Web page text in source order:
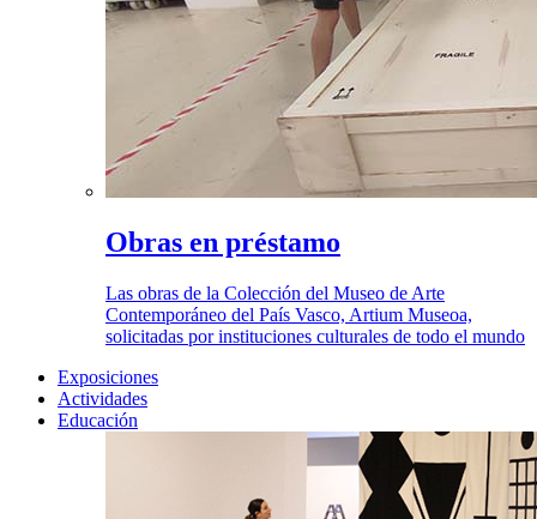
Obras en préstamo
Las obras de la Colección del Museo de Arte
Contemporáneo del País Vasco, Artium Museoa,
solicitadas por instituciones culturales de todo el mundo
Exposiciones
Actividades
Educación